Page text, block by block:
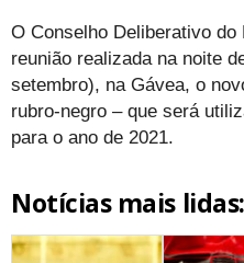
O Conselho Deliberativo do
reunião realizada na noite
setembro), na Gávea, o
rubro-negro – que será
para o ano de 2021.
Notícias mais lidas: